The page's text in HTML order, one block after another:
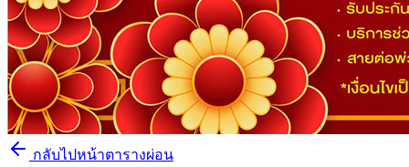
กลับไปหน้าตารางผ่อน